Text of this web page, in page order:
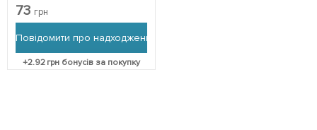
73 грн
Повідомити про надходження
+2.92грн бонусів за покупку